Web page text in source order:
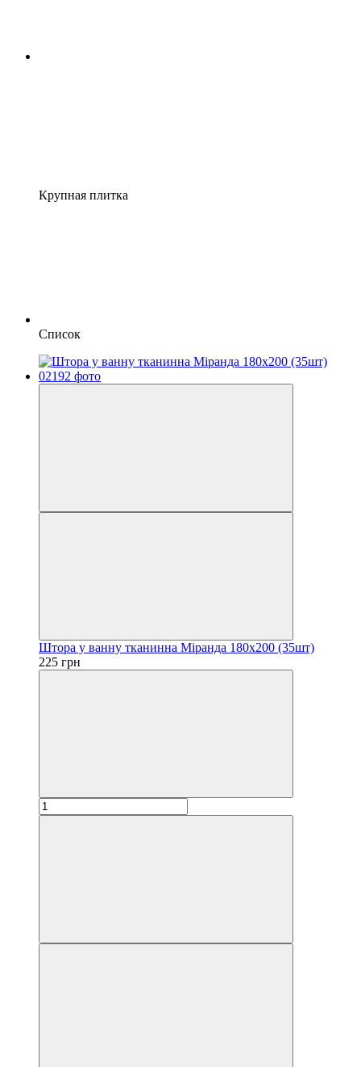
Крупная плитка
Список
Штора у ванну тканинна Міранда 180х200 (35шт)
225 грн